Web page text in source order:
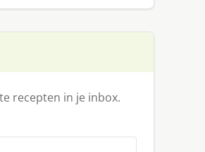
recepten in je inbox.